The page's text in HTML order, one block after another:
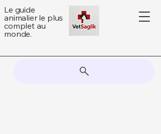
Le guide
animalier le plus
complet au
monde.